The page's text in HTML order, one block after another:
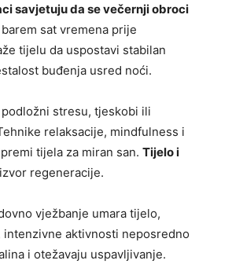
savjetuju da se večernji obroci
sat vremena prije
tijelu da uspostavi stabilan
buđenja usred noći.
stresu, tjeskobi ili
relaksacije, mindfulness i
tijela za miran san. Tijelo i
regeneracije.
vježbanje umara tijelo,
intenzivne aktivnosti neposredno
i otežavaju uspavljivanje.